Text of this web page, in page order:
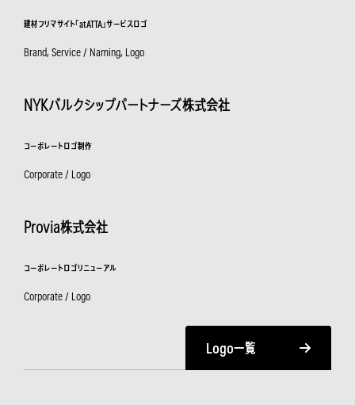
建材フリマサイト「atATTA」サービスロゴ
Brand, Service / Naming, Logo
NYKバルクシップパートナーズ株式会社
コーポレートロゴ制作
Corporate / Logo
Provia株式会社
コーポレートロゴリニューアル
Corporate / Logo
Logo一覧